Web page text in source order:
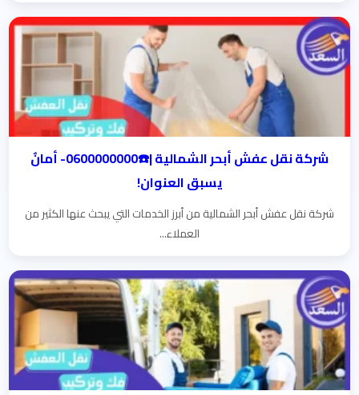
شركة نقل عفش أبحر الشمالية |☎️0600000000- أمانٌ
يسبق العنوان!
شركة نقل عفش أبحر الشمالية من أبرز الخدمات التي يبحث عنها الكثير من
العملاء...